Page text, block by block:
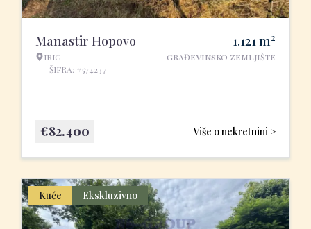
Manastir Hopovo
IRIG
ŠIFRA: #574237
1.121m2
GRAĐEVINSKO ZEMLJIŠTE
Više o nekretnini >
€82.400
Kuće Ekskluzivno